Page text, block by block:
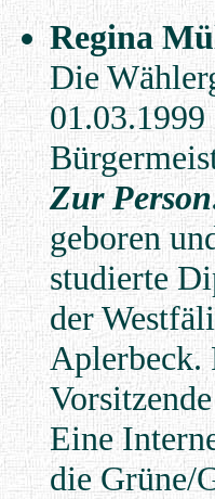
Regina
Die
Zur
geboren
studierte
der
Aplerbeck.
Eine
die Grüne/